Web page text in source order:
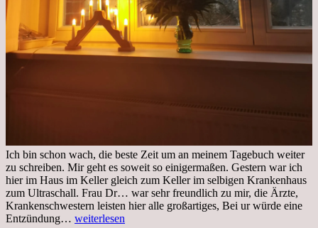
Ich bin schon wach, die beste Zeit um an meinem Tagebuch weiter
zu schreiben. Mir geht es soweit so einigermaßen. Gestern war ich
hier im Haus im Keller gleich zum Keller im selbigen Krankenhaus
zum Ultraschall. Frau Dr… war sehr freundlich zu mir, die Ärzte,
Krankenschwestern leisten hier alle großartiges, Bei ur würde eine
Entzündung… Freitag,
weiterlesen